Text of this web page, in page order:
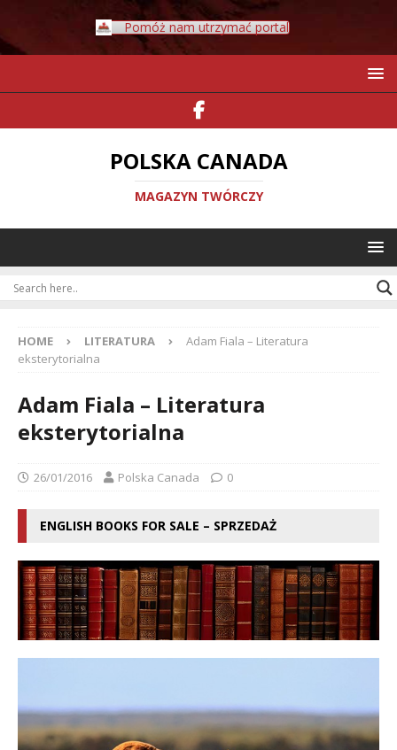
Pomóż nam utrzymać portal
POLSKA CANADA
MAGAZYN TWÓRCZY
HOME LITERATURA
Adam Fiala – Literatura
eksterytorialna
Adam Fiala – Literatura
eksterytorialna
26/01/2016 Polska Canada 0
ENGLISH BOOKS FOR SALE – SPRZEDAŻ